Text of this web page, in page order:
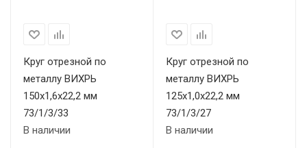
Круг отрезной по
металлу ВИХРЬ
150х1,6х22,2 мм
73/1/3/33
В наличии
Круг отрезной по
металлу ВИХРЬ
125х1,0х22,2 мм
73/1/3/27
В наличии